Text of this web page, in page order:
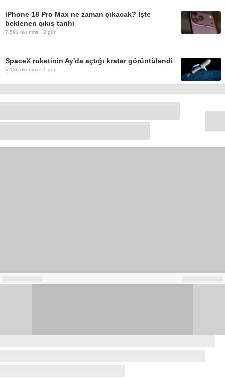
iPhone 18 Pro Max ne zaman çıkacak? İşte
beklenen çıkış tarihi
7.591 okunma · 2 gün
SpaceX roketinin Ay'da açtığı krater görüntülendi
6.136 okunma · 1 gün